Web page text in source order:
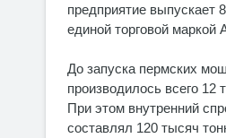
предприятие выпускает
единой торговой маркой
До запуска пермских
производилось всего
При этом внутренний
составлял 120 тысяч